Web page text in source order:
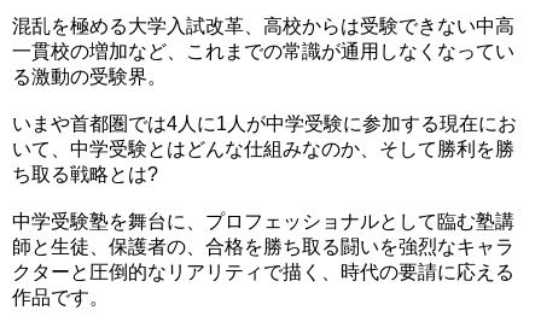
混乱を極める大学入試改革、高校からは受験できない中高
一貫校の増加など、これまでの常識が通用しなくなってい
る激動の受験界。
いまや首都圏では4人に1人が中学受験に参加する現在にお
いて、中学受験とはどんな仕組みなのか、そして勝利を勝
ち取る戦略とは?
中学受験塾を舞台に、プロフェッショナルとして臨む塾講
師と生徒、保護者の、合格を勝ち取る闘いを強烈なキャラ
クターと圧倒的なリアリティで描く、時代の要請に応える
作品です。